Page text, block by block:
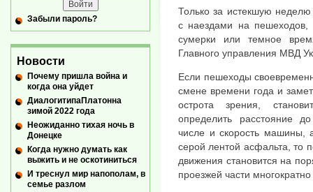
Только за истекшую
с наездами на пешеходов,
сумерки или темное
Главного управления МВД
Если пешеходы
смене времени года и
острота зрения,
определить расстояние
числе и скорость машины,
серой лентой асфальта, то
движения становится на
проезжей части
Забыли пароль?
Новости
Почему пришла война и
когда она уйдет
ДиалогитипаПлатонна
зимой 2022 года
Неожиданно тихая ночь в
Донецке
Когда нужно думать как
выжить и не оскотиниться
И треснул мир напополам, в
семье разлом